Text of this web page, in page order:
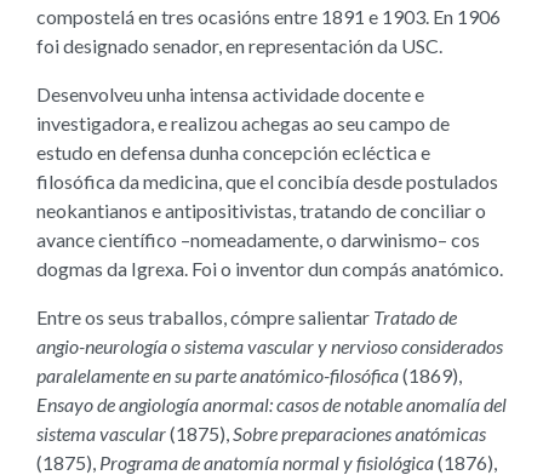
compostelá en tres ocasións entre 1891 e 1903. En 1906
foi designado senador, en representación da USC.
Desenvolveu unha intensa actividade docente e
investigadora, e realizou achegas ao seu campo de
estudo en defensa dunha concepción ecléctica e
filosófica da medicina, que el concibía desde postulados
neokantianos e antipositivistas, tratando de conciliar o
avance científico –nomeadamente, o darwinismo– cos
dogmas da Igrexa. Foi o inventor dun compás anatómico.
Entre os seus traballos, cómpre salientar Tratado de
angio-neurología o sistema vascular y nervioso considerados
paralelamente en su parte anatómico-filosófica(1869),
Ensayo de angiología anormal: casos de notable anomalía del
sistema vascular(1875),Sobre preparaciones anatómicas
(1875), Programa de anatomía normal y fisiológica(1876),